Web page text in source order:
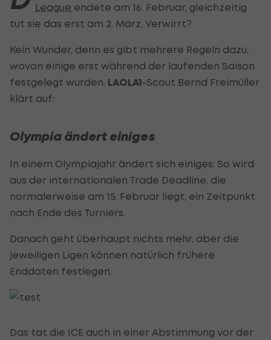
League endete am 16. Februar, gleichzeitig
tut sie das erst am 2. März. Verwirrt?
Kein Wunder, denn es gibt mehrere Regeln dazu,
wovon einige erst während der laufenden Saison
festgelegt wurden. LAOLA1-Scout Bernd Freimüller
klärt auf:
Olympia ändert einiges
In einem Olympiajahr ändert sich einiges: So wird
aus der internationalen Trade Deadline, die
normalerweise am 15. Februar liegt, ein Zeitpunkt
nach Ende des Turniers.
Danach geht überhaupt nichts mehr, aber die
jeweiligen Ligen können natürlich frühere
Enddaten festlegen.
Das tat die ICE auch in einer Abstimmung vor der